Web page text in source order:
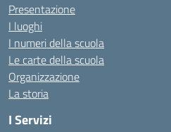
Presentazione
I luoghi
I numeri della scuola
Le carte della scuola
Organizzazione
La storia
I Servizi